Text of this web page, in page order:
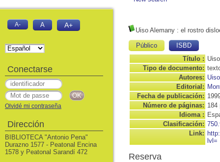
Uiso Alemany : el rostro
Público
ISBD
Título :
Tipo de documento:
Autores:
Editorial:
Fecha de publicación:
Número de páginas: 184
Idioma :
Clasificación:
Link:
lvl=
Reserva
A- A A+
Conectarse
Olvidé mi contraseña
Dirección
BIBLIOTECA "Antonio Pena"
Durazno 1577 - Peatonal Encina
1578 y Peatonal Sarandí 472